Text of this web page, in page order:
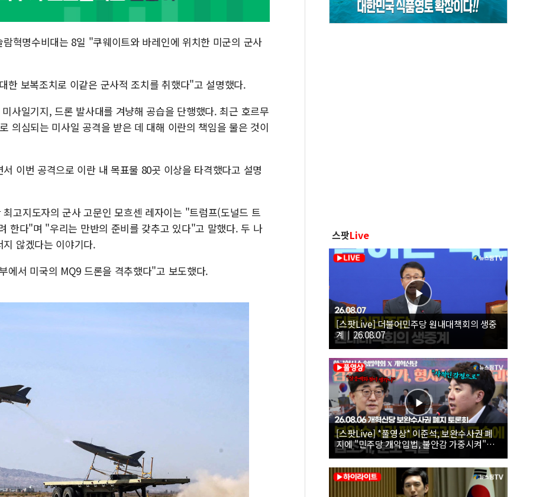
혁명수비대는 8일 "쿠웨이트와 바레인에 위치한 미군의 군사
한 보복조치로 이같은 군사적 조치를 취했다"고 설명했다.
사일기지, 드론 발사대를 겨냥해 공습을 단행했다. 최근 호르무
의심되는 미사일 공격을 받은 데 대해 이란의 책임을 물은 것이
이번 공격으로 이란 내 목표물 80곳 이상을 타격했다고 설명
고지도자의 군사 고문인 모흐센 레자이는 "트럼프(도널드 트
한다"며 "우리는 만반의 준비를 갖추고 있다"고 말했다. 두 나
않겠다는 이야기다.
에서 미국의 MQ9 드론을 격추했다"고 보도했다.
스팟Live
[스팟Live] 더불어민주당 원내대책회의 생중
계｜26.08.07
[스팟Live] *풀영상* 이준석, 보완수사권 폐
지에 "민주당 개악입법, 불안감 가중시켜"｜
26.08.06 개혁신당 보완수사권 폐지 토론회